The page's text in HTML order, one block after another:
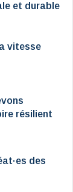
et durable
vitesse
résilient
des